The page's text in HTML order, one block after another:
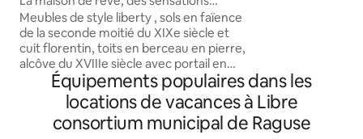
inoubliables
Meubles de style liberty , sols en faïence
de la seconde moitié du XIXe siècle et
cuit florentin, toits en berceau en pierre,
alcôve du XVIIIe siècle avec portail en
pierre. En plein centre historique de
Raguse près de la cathédrale Saint-Jean.
La maison 50 mètres carrés. En entrant
dans la maison, vous ferez un plongeon
comprend une
une télévision
une cuisine
climatisation.
Équipements populaires dans les
locations de vacances à Libre
consortium municipal de Raguse